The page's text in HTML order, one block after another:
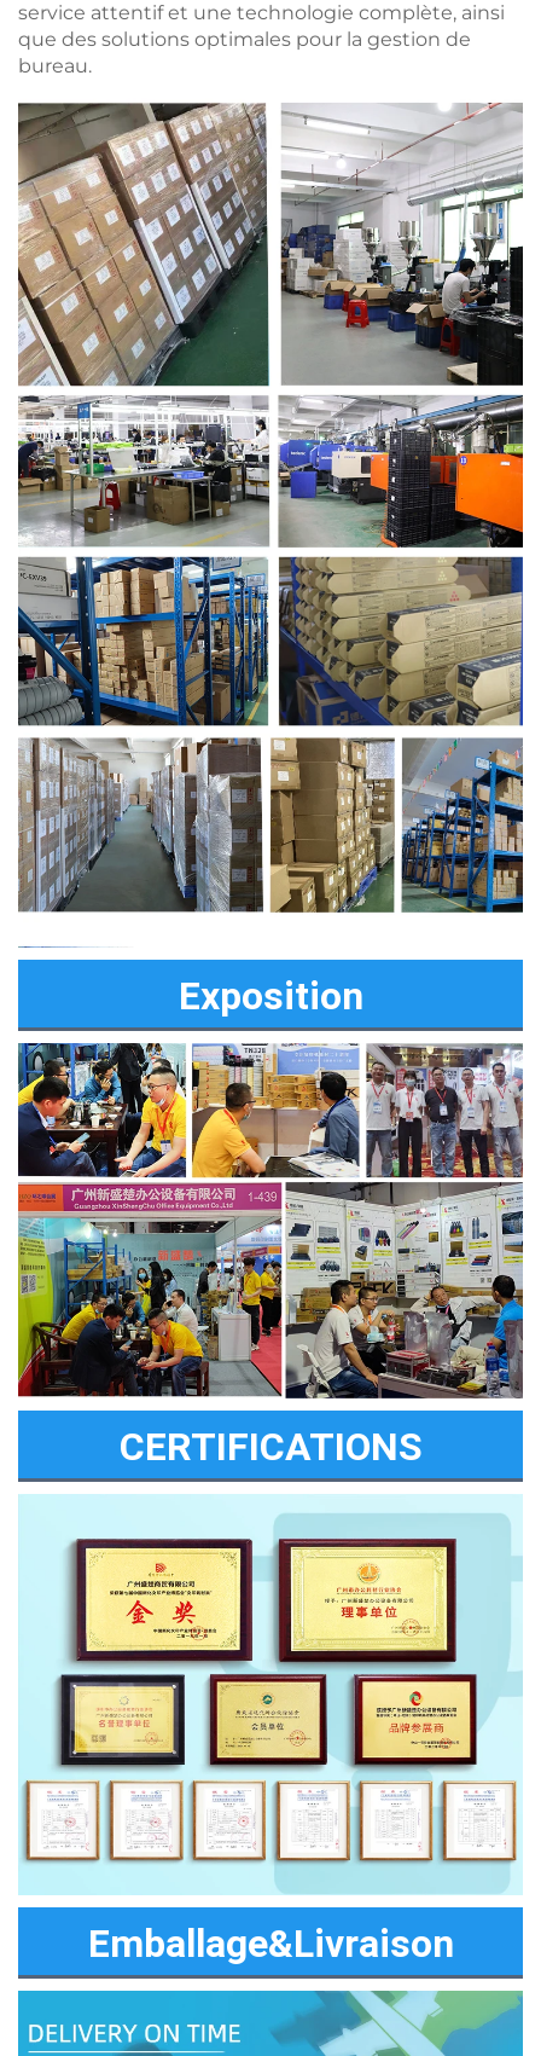
service attentif et une technologie complète, ainsi
que des solutions optimales pour la gestion de
bureau.
Exposition
CERTIFICATIONS
Emballage&Livraison